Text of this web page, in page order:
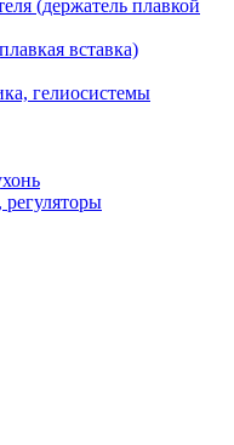
(держатель плавкой
вставка)
гелиосистемы